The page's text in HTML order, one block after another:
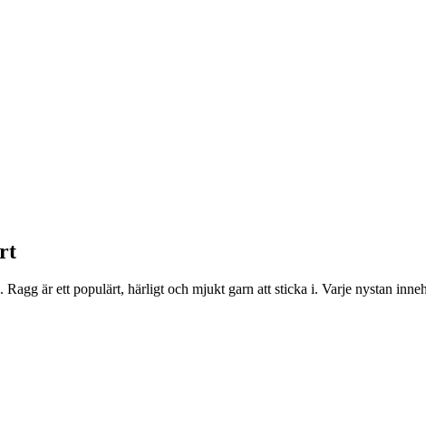
Ragg är ett populärt, härligt och mjukt garn att sticka i. Varje nystan